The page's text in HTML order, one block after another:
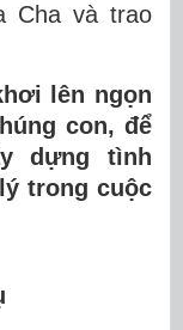
Cha và trao
lên ngọn
con, để
dựng tình
trong cuộc